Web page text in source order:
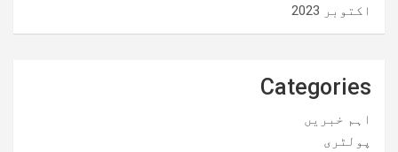
اکتوبر 2023
Categories
اہم خبریں
پولٹری